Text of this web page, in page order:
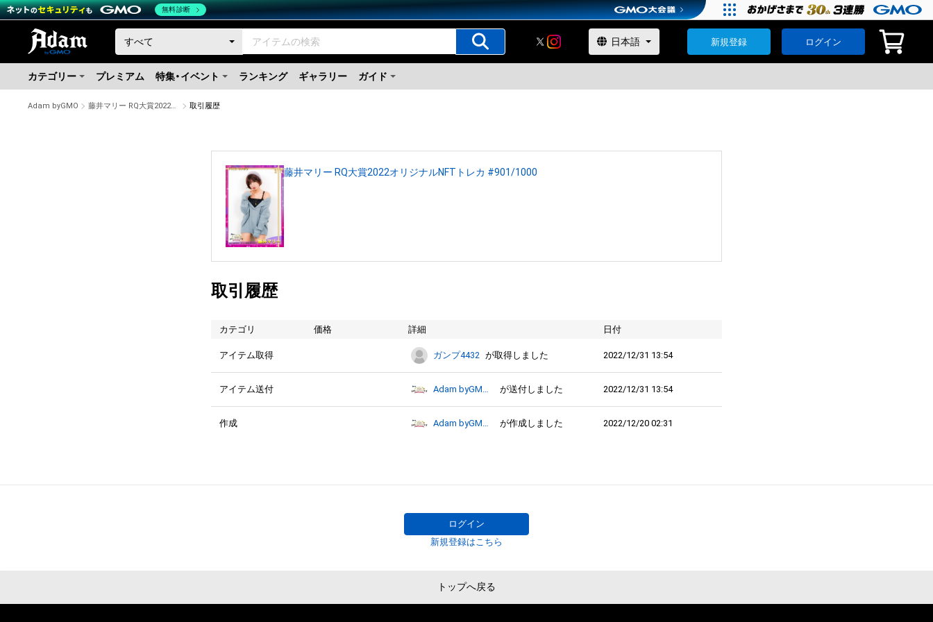
新規登録 ログイン
カテゴリー プレミアム 特集・イベント ランキング ギャラリー ガイド
Adam byGMO 藤井マリー RQ大賞2022オリジナルNFTトレカ #901/1000 取引履歴
藤井マリー RQ大賞2022オリジナルNFTトレカ #901/1000
取引履歴
カテゴリ 価格 詳細 日付
アイテム取得 ガンプ4432 が取得しました 2022/12/31 13:54
アイテム送付 Adam byGMO日本レースクイーン大賞2022 が送付しました 2022/12/31 13:54
作成 Adam byGMO日本レースクイーン大賞2022 が作成しました 2022/12/20 02:31
ログイン
新規登録はこちら
トップへ戻る
無料診断